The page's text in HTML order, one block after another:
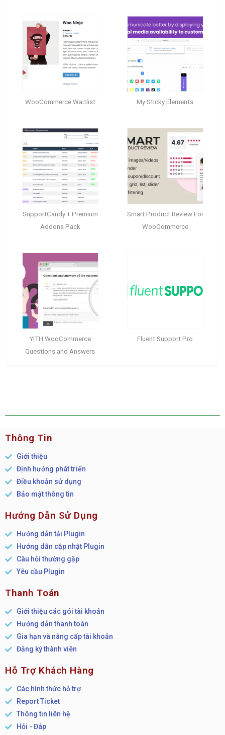
WooCommerce Waitlist My Sticky Elements
SupportCandy + Premium
Addons Pack
Smart Product Review For
WooCommerce
YITH WooCommerce
Questions and Answers
Fluent Support Pro
Thông Tin
Giới thiệu
Định hướng phát triển
Điều khoản sử dụng
Bảo mật thông tin
Hướng Dẫn Sử Dụng
Hướng dẫn tải Plugin
Hướng dẫn cập nhật Plugin
Câu hỏi thường gặp
Yêu cầu Plugin
Thanh Toán
Giới thiệu các gói tài khoản
Hướng dẫn thanh toán
Gia hạn và nâng cấp tài khoản
Đăng ký thành viên
Hỗ Trợ Khách Hàng
Các hình thức hỗ trợ
Report Ticket
Thông tin liên hệ
Hỏi - Đáp